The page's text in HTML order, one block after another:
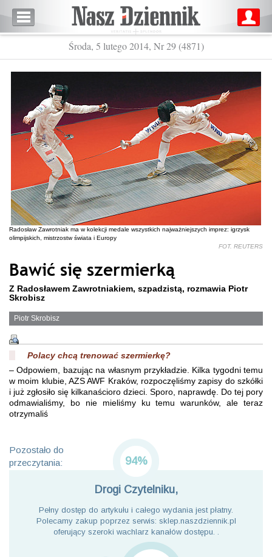
Środa, 5 lutego 2014, Nr 29 (4871)
Radosław Zawrotniak ma w kolekcji medale wszystkich najważniejszych imprez: igrzysk
olimpijskich, mistrzostw świata i Europy
FOT. REUTERS
Bawić się szermierką
Z Radosławem Zawrotniakiem, szpadzistą, rozmawia Piotr
Skrobisz
Piotr Skrobisz
Polacy chcą trenować szermierkę?
– Odpowiem, bazując na własnym przykładzie. Kilka tygodni temu
w moim klubie, AZS AWF Kraków, rozpoczęliśmy zapisy do szkółki
i już zgłosiło się kilkanaścioro dzieci. Sporo, naprawdę. Do tej pory
odmawialiśmy, bo nie mieliśmy ku temu warunków, ale teraz
otrzymaliś
Pozostało do
przeczytania:
94%
Drogi Czytelniku,
Pełny dostęp do artykułu i całego wydania jest płatny.
Polecamy zakup poprzez serwis: sklep.naszdziennik.pl
oferujący szeroki wachlarz kanałów dostępu. .